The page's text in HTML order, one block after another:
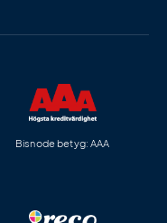
Bisnode betyg: AAA